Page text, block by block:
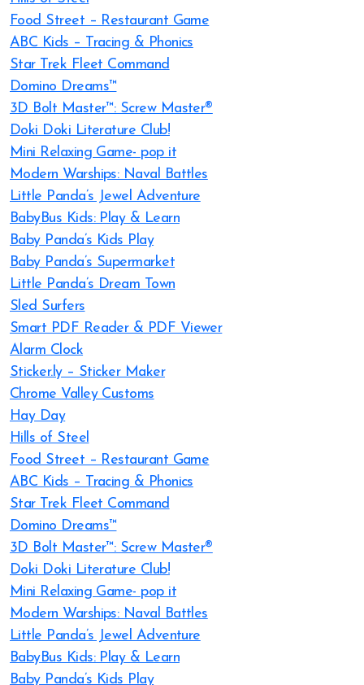
Food Street – Restaurant Game
ABC Kids – Tracing & Phonics
Star Trek Fleet Command
Domino Dreams™
3D Bolt Master™: Screw Master®
Doki Doki Literature Club!
Mini Relaxing Game- pop it
Modern Warships: Naval Battles
Little Panda’s Jewel Adventure
BabyBus Kids: Play & Learn
Baby Panda’s Kids Play
Baby Panda’s Supermarket
Little Panda’s Dream Town
Sled Surfers
Smart PDF Reader & PDF Viewer
Alarm Clock
Sticker.ly – Sticker Maker
Chrome Valley Customs
Hay Day
Hills of Steel
Food Street – Restaurant Game
ABC Kids – Tracing & Phonics
Star Trek Fleet Command
Domino Dreams™
3D Bolt Master™: Screw Master®
Doki Doki Literature Club!
Mini Relaxing Game- pop it
Modern Warships: Naval Battles
Little Panda’s Jewel Adventure
BabyBus Kids: Play & Learn
Baby Panda’s Kids Play